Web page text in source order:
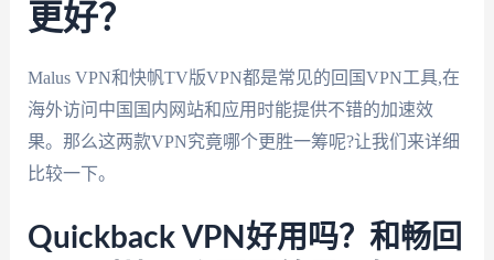
更好？
Malus VPN和快帆TV版VPN都是常见的回国VPN工具,在
海外访问中国国内网站和应用时能提供不错的加速效
果。那么这两款VPN究竟哪个更胜一筹呢?让我们来详细
比较一下。
Quickback VPN好用吗？和畅回